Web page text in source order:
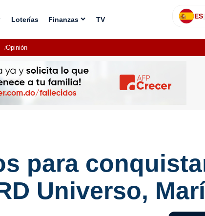
Loterías Finanzas TV ES|
Opinión
para
Universo,